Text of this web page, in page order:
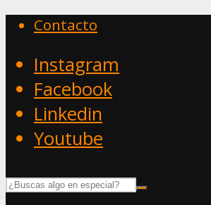
Contacto
Instagram
Facebook
Linkedin
Youtube